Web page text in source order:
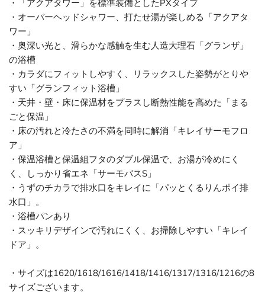
・「アクアタワー」を標準装備としたPXタイプ
・オーバーヘッドシャワー、打たせ湯が楽しめる「アクアタ
ワー」
・奥深い光と、滑らかな感触を生む人造大理石「グランザ」
の浴槽
・カラダにフィットしやすく、リラックスした姿勢がとりや
すい「グランフィット浴槽」
・天井・壁・床に保温材をプラスし断熱性能を高めた「まる
ごと保温」
・床の汚れと冷たさの不満を同時に解消「キレイサーモフロ
ア」
・保温浴槽と保温組フタのダブル保温で、お湯が冷めにく
く、しっかり省エネ「サーモバスS」
・うずのチカラで排水口をキレイに「パッとくるりんポイ排
水口」。
・浴槽パンあり
・スッキリデザインで汚れにくく、お掃除しやすい「キレイ
ドア」。
・サイズは1620/1618/1616/1418/1416/1317/1316/1216の8
サイズございます。